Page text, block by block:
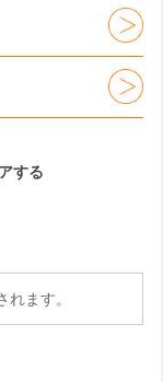
する
ます。